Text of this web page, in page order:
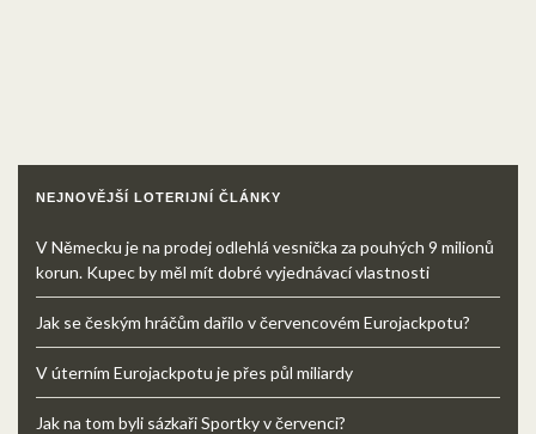
NEJNOVĚJŠÍ LOTERIJNÍ ČLÁNKY
V Německu je na prodej odlehlá vesnička za pouhých 9 milionů
korun. Kupec by měl mít dobré vyjednávací vlastnosti
Jak se českým hráčům dařilo v červencovém Eurojackpotu?
V úterním Eurojackpotu je přes půl miliardy
Jak na tom byli sázkaři Sportky v červenci?